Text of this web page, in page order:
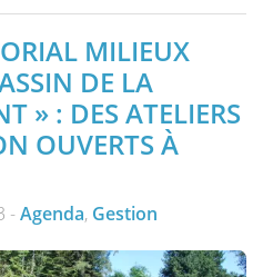
MILIEUX
DE LA
» : DES ATELIERS
OUVERTS À
-Agenda, Gestion